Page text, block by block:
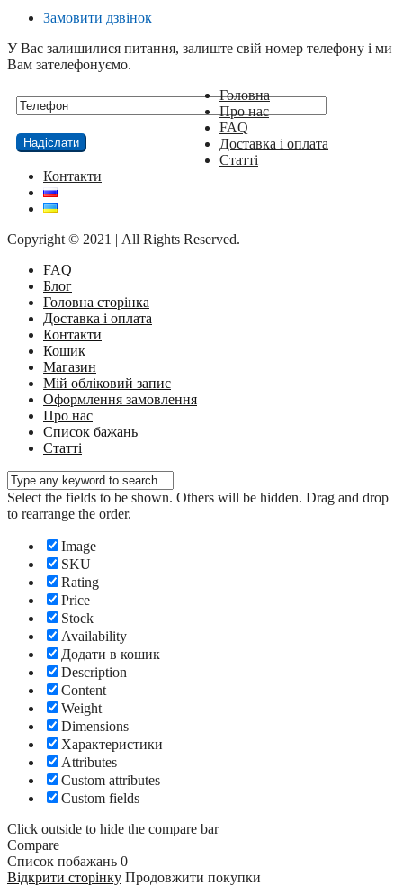
Замовити дзвінок
У Вас залишилися питання, залиште свій номер телефону і ми
Вам зателефонуємо.
Головна
Про нас
FAQ
Доставка і оплата
Статті
Контакти
Copyright © 2021 | All Rights Reserved.
FAQ
Блог
Головна сторінка
Доставка і оплата
Контакти
Кошик
Магазин
Мій обліковий запис
Оформлення замовлення
Про нас
Список бажань
Статті
Select the fields to be shown. Others will be hidden. Drag and drop
to rearrange the order.
Image
SKU
Rating
Price
Stock
Availability
Додати в кошик
Description
Content
Weight
Dimensions
Характеристики
Attributes
Custom attributes
Custom fields
Click outside to hide the compare bar
Compare
Список побажань 0
Відкрити сторінку Продовжити покупки